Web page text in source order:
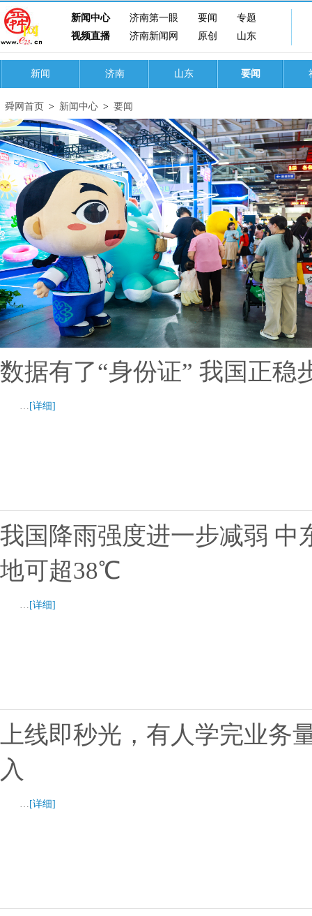
新闻中心 济南第一眼 要闻
专题
视频直播
济南新闻网 原创 山东
新闻 济南 山东 要闻
舜网首页 > 新闻中心 > 要闻
数据有了“身份证” 我国正稳
… [详细]
我国降雨强度进一步减弱 中
地可超38℃
… [详细]
上线即秒光，有人学完业务
入
… [详细]